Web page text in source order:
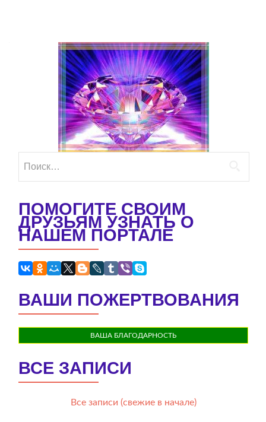
ПОМОГИТЕ СВОИМ
ДРУЗЬЯМ УЗНАТЬ О
НАШЕМ ПОРТАЛЕ
ВАШИ ПОЖЕРТВОВАНИЯ
ВАША БЛАГОДАРНОСТЬ
ВСЕ ЗАПИСИ
Все записи (свежие в начале)